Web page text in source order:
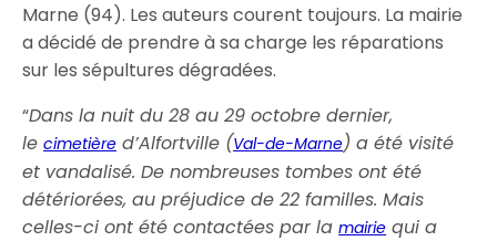
Marne (94). Les auteurs courent toujours. La mairie
a décidé de prendre à sa charge les réparations
sur les sépultures dégradées.
“Dans la nuit du 28 au 29 octobre dernier,
lecimetière d’Alfortville (Val-de-Marne) a été visité
et vandalisé. De nombreuses tombes ont été
détériorées, au préjudice de 22 familles. Mais
celles-ci ont été contactées par lamairie qui a